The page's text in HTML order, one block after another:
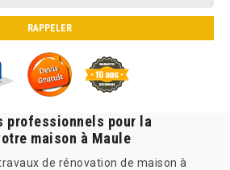
professionnels pour la
maison à Maule
de rénovation de maison à